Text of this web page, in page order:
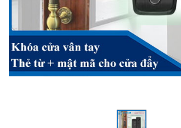
Camera trọn bộ giá ưu đãi
Chuông cửa màn hình
Đồ dùng Gia đình & Công
nghệ
Camera trọn bộ giá ưu đãi
Đầu ghi hình